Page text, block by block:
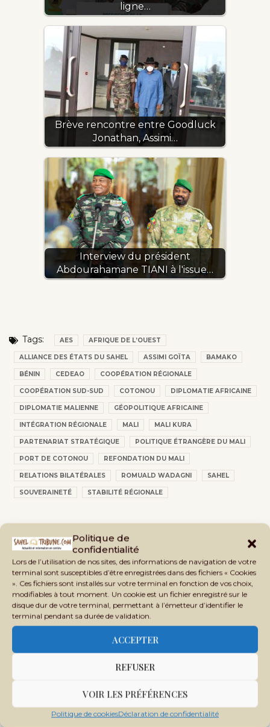
Politique de
confidentialité
Lors de l’utilisation de nos sites, des informations de navigation de votre
terminal sont susceptibles d’être enregistrées dans des fichiers « Cookies
». Ces fichiers sont installés sur votre terminal en fonction de vos choix,
modifiables à tout moment. Un cookie est un fichier enregistré sur le
disque dur de votre terminal, permettant à l’émetteur d’identifier le
terminal pendant sa durée de validation.
ACCEPTER
REFUSER
VOIR LES PRÉFÉRENCES
Politique de cookiesDéclaration de confidentialité
ligne…
Brève rencontre entre Goodluck
Jonathan, Assimi…
Interview du président
Abdourahamane TIANI à l'issue…
Tags: AES AFRIQUE DE L’OUEST
ALLIANCE DES ÉTATS DU SAHEL ASSIMI GOÏTA BAMAKO
BÉNIN CEDEAO COOPÉRATION RÉGIONALE
COOPÉRATION SUD-SUD COTONOU DIPLOMATIE AFRICAINE
DIPLOMATIE MALIENNE GÉOPOLITIQUE AFRICAINE
INTÉGRATION RÉGIONALE MALI MALI KURA
PARTENARIAT STRATÉGIQUE POLITIQUE ÉTRANGÈRE DU MALI
PORT DE COTONOU REFONDATION DU MALI
RELATIONS BILATÉRALES ROMUALD WADAGNI SAHEL
SOUVERAINETÉ STABILITÉ RÉGIONALE